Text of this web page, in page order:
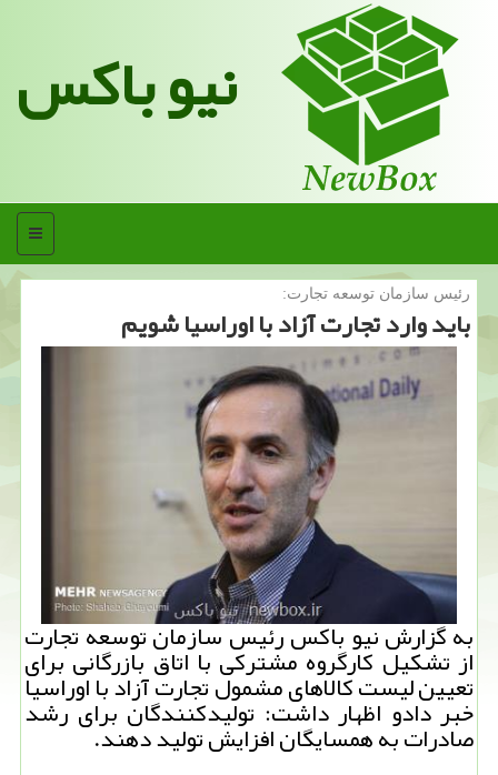
نیو باکس
منو
رئیس سازمان توسعه تجارت:
باید وارد تجارت آزاد با اوراسیا شویم
به گزارش نیو باكس رئیس سازمان توسعه تجارت
از تشكیل كارگروه مشتركی با اتاق بازرگانی برای
تعیین لیست كالاهای مشمول تجارت آزاد با اوراسیا
خبر دادو اظهار داشت: تولیدكنندگان برای رشد
صادرات به همسایگان افزایش تولید دهند.